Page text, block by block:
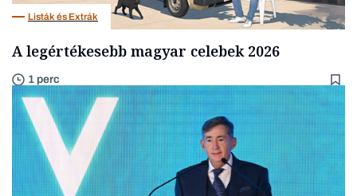
Listák és Extrák
A legértékesebb magyar celebek 2026
1 perc